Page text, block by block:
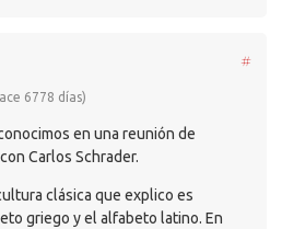
#
6778 días)
en una reunión de
Carlos Schrader.
clásica que explico es
griego y el alfabeto latino. En